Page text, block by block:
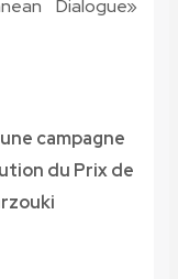
Dialogue»
campagne
du Prix de